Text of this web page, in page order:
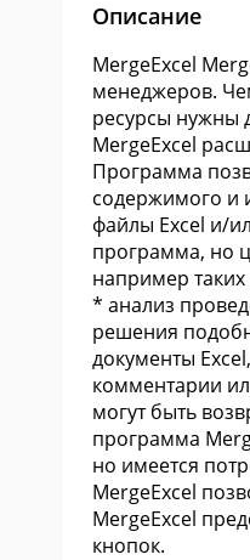
Описание
MergeExcel
менеджеров.
ресурсы нужны
MergeExcel
Программа
содержимого и
файлы Excel и/
программа, но
например таких
* анализ
решения
документы
комментарии
могут быть
программа
но имеется
MergeExcel
MergeExcel
кнопок.